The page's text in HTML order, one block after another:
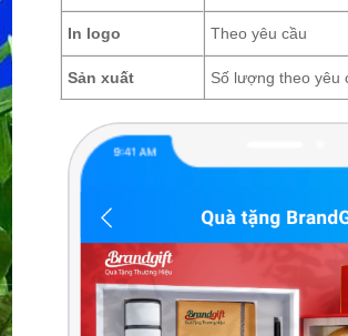
In logo Theo yêu cầu
Sản xuất Số lượng theo yêu